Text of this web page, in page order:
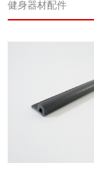
健身器材配件